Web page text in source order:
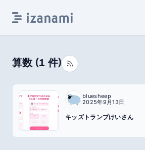
算数(1 件)
bluesheep
2025年9月13日
キッズトランプけいさん